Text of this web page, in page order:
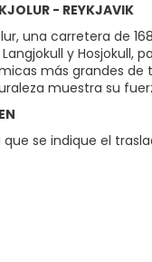
- REYKJAVIK
una carretera de
y
más grandes
muestra su
se indique el